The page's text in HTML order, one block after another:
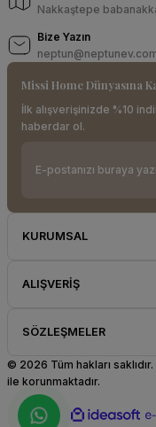
Nakkaştepe
Bize Yazın
KURUMSAL
ALIŞVERİŞ
SÖZLEŞMELER
Missi Home Dünyasına
İlk alışverişinizde %10
haberdar ol.
© 2026 Tüm hakları
ile korunmaktadır.